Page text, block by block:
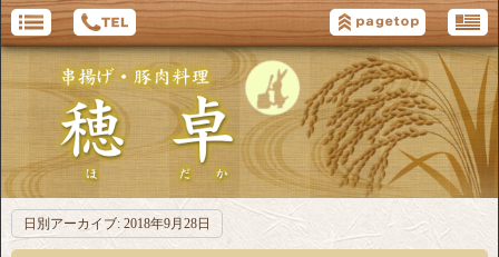
日別アーカイブ: 2018年9月28日